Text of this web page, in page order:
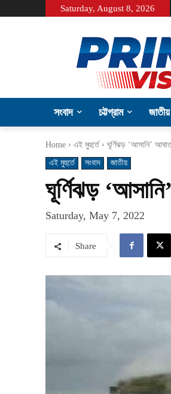
Saturday, August 8, 2026
সংবাদ চট্টগ্রাম জাতীয়
Home এই মুহুর্তে
ঘূর্ণিঝড় ‘আসানি’
এই মুহুর্তে
সংবাদ জাতীয়
ঘূর্ণিঝড়
Saturday, May 7, 2022
Share